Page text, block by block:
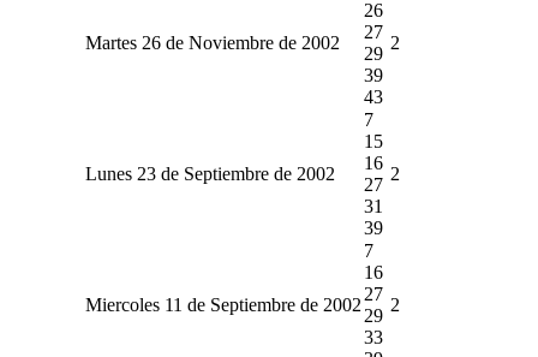
Martes 26 de Noviembre de 2002
26
27
29
39
43
2
Lunes 23 de Septiembre de 2002
7
15
16
27
31
39
2
Miercoles 11 de Septiembre de 2002
7
16
27
29
33
2